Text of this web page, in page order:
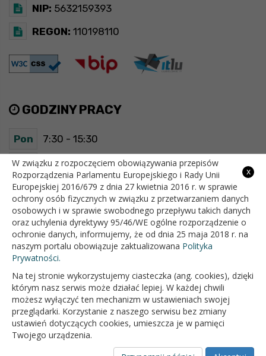
NIP: 5632159393
REGON: 110198110
GODZINY PRACY
Pon 7:30 - 15:30
Wt 7:30 - 15:30
Śr 7:30 - 15:30
Czw 7:30 - 15:30
Pt 7:30 - 15:30
OFICJALNY SERWIS INTERNETOWY GMINY BIAŁOPOLE
x
W związku z rozpoczęciem obowiązywania przepisów
Rozporządzenia Parlamentu Europejskiego i Rady Unii
Europejskiej 2016/679 z dnia 27 kwietnia 2016 r. w sprawie
ochrony osób fizycznych w związku z przetwarzaniem danych
osobowych i w sprawie swobodnego przepływu takich danych
oraz uchylenia dyrektywy 95/46/WE ogólne rozporządzenie o
ochronie danych, informujemy, że od dnia 25 maja 2018 r. na
naszym portalu obowiązuje zaktualizowana Polityka
Prywatności.
Na tej stronie wykorzystujemy ciasteczka (ang. cookies), dzięki
którym nasz serwis może działać lepiej. W każdej chwili
możesz wyłączyć ten mechanizm w ustawieniach swojej
przeglądarki. Korzystanie z naszego serwisu bez zmiany
ustawień dotyczących cookies, umieszcza je w pamięci
Twojego urządzenia.